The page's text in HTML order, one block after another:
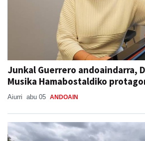
Junkal Guerrero andoaindarra,
Musika Hamabostaldiko
Aiurri abu 05 ANDOAIN